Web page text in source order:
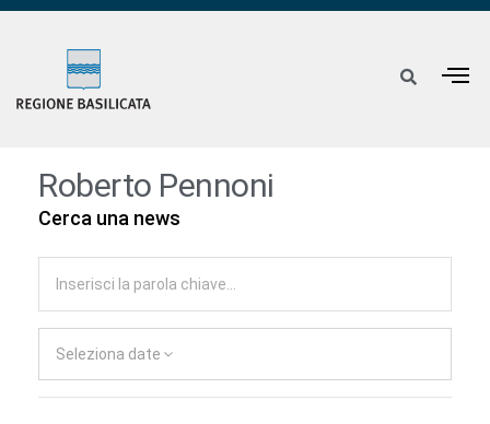
Roberto Pennoni
Cerca una news
Seleziona date